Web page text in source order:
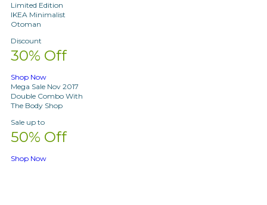
Limited Edition
IKEA Minimalist
Otoman
Discount
30% Off
Shop Now
Mega Sale Nov 2017
Double Combo With
The Body Shop
Sale up to
50% Off
Shop Now